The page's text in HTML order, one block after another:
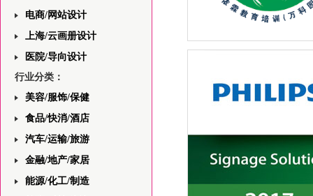
电商/网站设计
上海/云画册设计
医院/导向设计
行业分类：
美容/服饰/保健
食品/快消/酒店
汽车/运输/旅游
金融/地产/家居
能源/化工/制造
上海依霖教育中心网站前